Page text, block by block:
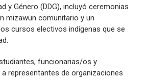
y Género (DDG), incluyó ceremonias
mizawün comunitario y un
cursos electivos indígenas que se
funcionarias/os y
representantes de organizaciones